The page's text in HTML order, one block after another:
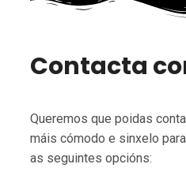
Contacta
Queremos que poidas
máis cómodo e sinxelo
as seguintes opcións: